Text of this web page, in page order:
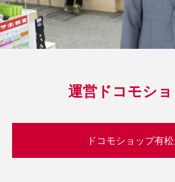
運営ドコモシ
ドコモショップ有